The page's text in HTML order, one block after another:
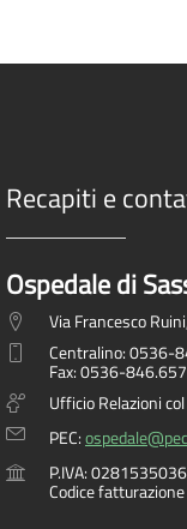
Recapiti e
Ospedale di
Via Francesco
Centralino: 0536-
Fax: 0536-846.657
Ufficio Relazioni
PEC:
P.IVA:
Codice